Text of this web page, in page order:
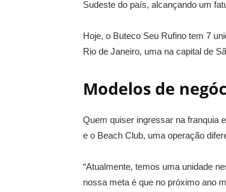
Sudeste do país, alcançando um
Hoje, o Buteco Seu Rufino tem 7
Rio de Janeiro, uma na capital de
Modelos de
Quem quiser ingressar na franquia
e o Beach Club, uma operação
“Atualmente, temos uma unidade
nossa meta é que no próximo ano